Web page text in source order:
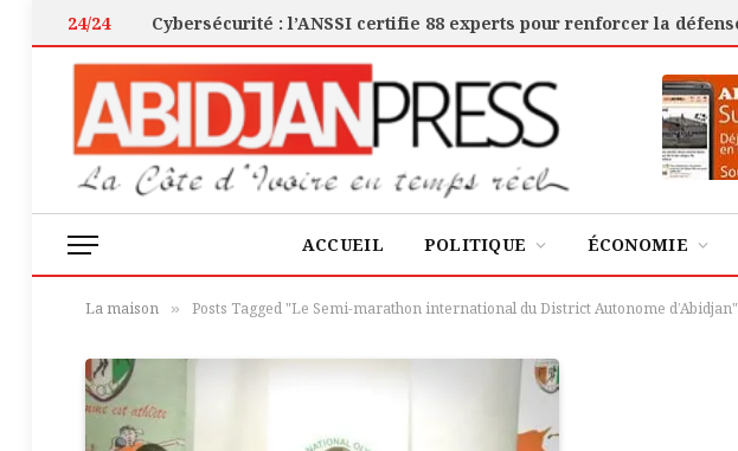
24/24
ACCUEIL POLITIQUE ÉCONOMIE
La maison » Posts Tagged "Le Semi-marathon international du District Autonome d’Abidjan"